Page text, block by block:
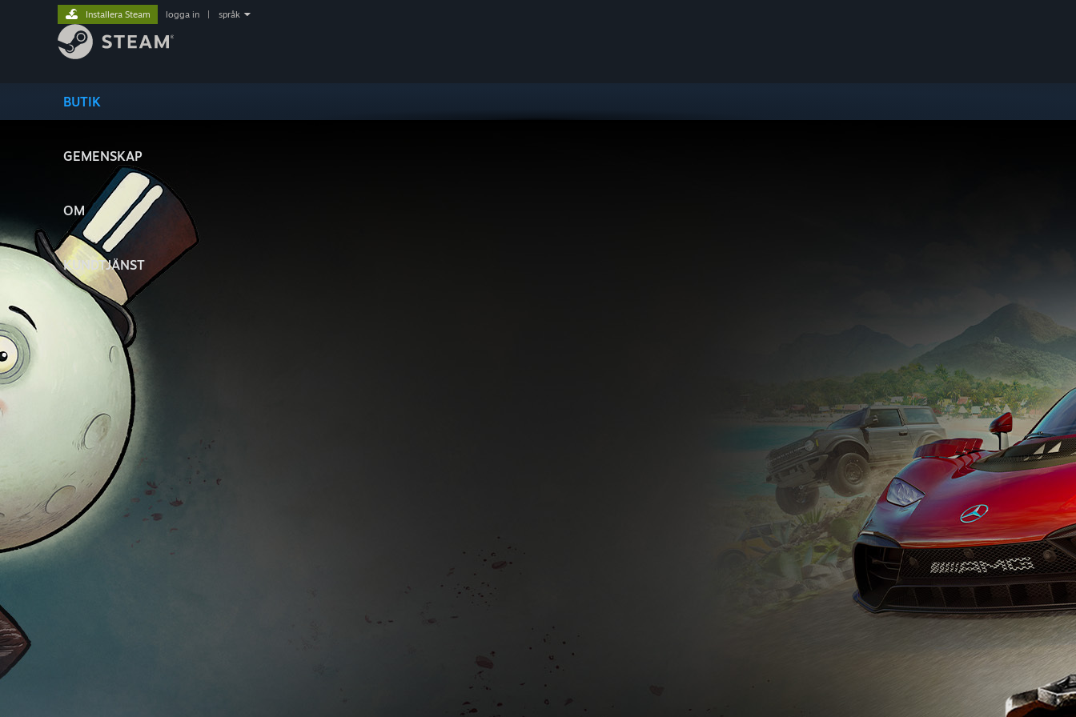
BUTIK
GEMENSKAP
OM
KUNDTJÄNST
Installera Steam logga in språk